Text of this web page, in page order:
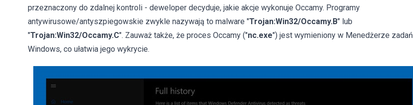
przeznaczony do zdalnej kontroli - deweloper decyduje, jakie akcje wykonuje Occamy. Programy
antywirusowe/antyszpiegowskie zwykle nazywają to malware "Trojan:Win32/Occamy.B" lub
"Trojan:Win32/Occamy.C". Zauważ także, że proces Occamy ("nc.exe") jest wymieniony w Menedżerze zadań
Windows, co ułatwia jego wykrycie.